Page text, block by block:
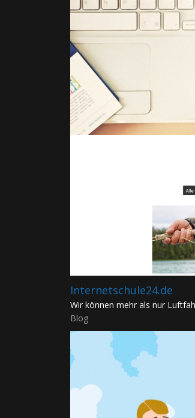
Internetschule24.de
Wir können mehr als nur
Blog